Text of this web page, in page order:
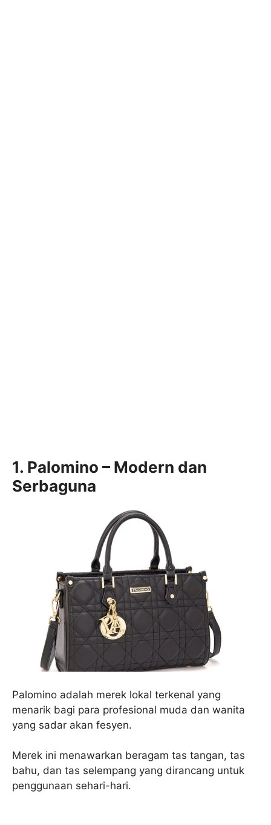
1. Palomino – Modern dan
Serbaguna
Palomino adalah merek lokal terkenal yang
menarik bagi para profesional muda dan wanita
yang sadar akan fesyen.
Merek ini menawarkan beragam tas tangan, tas
bahu, dan tas selempang yang dirancang untuk
penggunaan sehari-hari.